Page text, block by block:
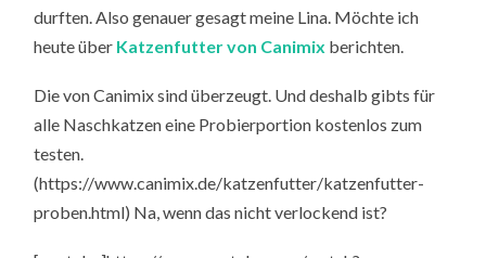
durften. Also genauer gesagt meine Lina. Möchte ich
heute über Katzenfutter von Canimix berichten.
Die von Canimix sind überzeugt. Und deshalb gibts für
alle Naschkatzen eine Probierportion kostenlos zum
testen.
(https://www.canimix.de/katzenfutter/katzenfutter-
proben.html) Na, wenn das nicht verlockend ist?